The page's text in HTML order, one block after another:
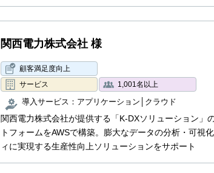
関西電力株式会社 様
顧客満足度向上
サービス
1,001名以上
導入サービス： アプリケーション クラウド
関西電力株式会社が提供する「K-DXソリューション」
トフォームをAWSで構築。膨大なデータの分析・可視
ィに実現する生産性向上ソリューションをサポート